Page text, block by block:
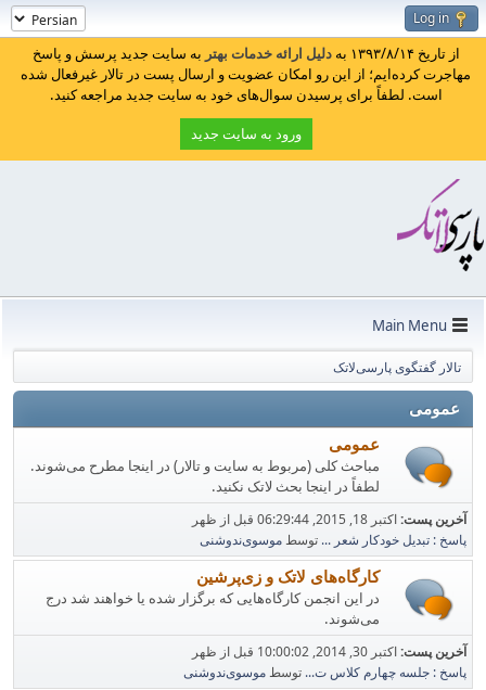
Log in
از تاریخ ۱۳۹۳/۸/۱۴ به دلیل ارائه خدمات بهتر به سایت جدید پرسش و پاسخ
مهاجرت کرده‌ایم؛ از این رو امکان عضویت و ارسال پست در تالار غیرفعال شده
است. لطفاً برای پرسیدن سوال‌های خود به سایت جدید مراجعه کنید.
ورود به سایت جدید
Main Menu
تالار گفتگوی پارسی‌لاتک
عمومی
عمومی
مباحث کلی (مربوط به سایت و تالار) در اینجا مطرح می‌شوند.
لطفاً در اینجا بحث لاتک نکنید.
آخرین پست:اکتبر 18, 2015, 06:29:44 قبل از ظهر
پاسخ : تبدیل خودکار شعر ... توسطموسوی‌ندوشنی
کارگاه‌های لاتک و زی‌پرشین
در این انجمن کارگاه‌هایی که برگزار شده یا خواهند شد درج
می‌شوند.
آخرین پست:اکتبر 30, 2014, 10:00:02 قبل از ظهر
پاسخ : جلسه چهارم کلاس ت... توسطموسوی‌ندوشنی